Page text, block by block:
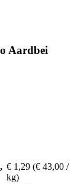
Aardbei
€ 1,29 (€ 43,00 /
kg)